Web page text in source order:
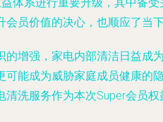
员价值的决心，也顺应了当
的增强，家电内部清洁日益成
可能成为威胁家庭成员健康的
洗服务作为本次Super会员权